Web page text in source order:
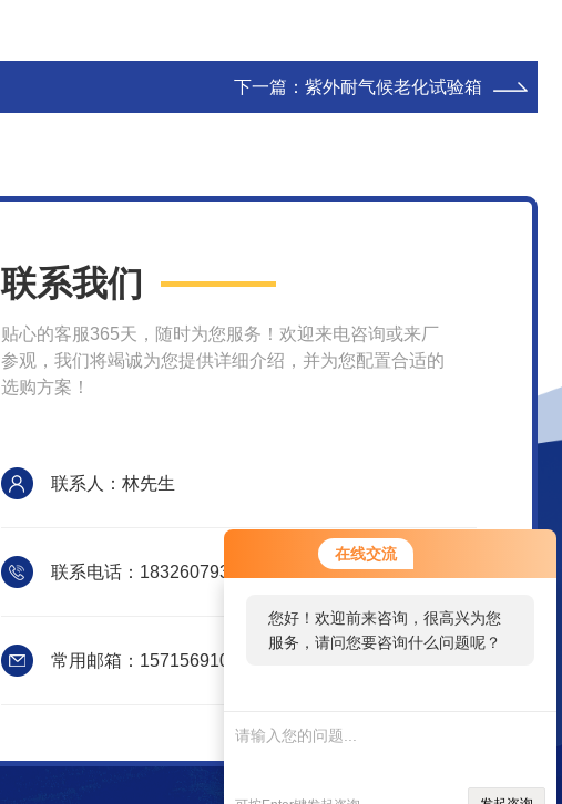
在线交流
您好！欢迎前来咨询，很高兴为您
服务，请问您要咨询什么问题呢？
下一篇： 紫外耐气候老化试验箱
联系我们
贴心的客服365天，随时为您服务！欢迎来电咨询或来厂
参观，我们将竭诚为您提供详细介绍，并为您配置合适的
选购方案！
联系人：林先生
联系电话：18326079359
常用邮箱：15715691047@163.com